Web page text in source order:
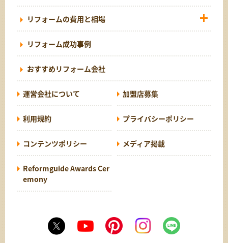
リフォームの費用と相場
リフォーム成功事例
おすすめリフォーム会社
運営会社について 加盟店募集
利用規約 プライバシーポリシー
コンテンツポリシー メディア掲載
Reformguide Awards Cer
emony